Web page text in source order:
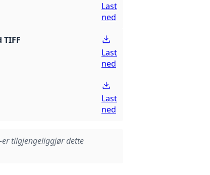
Last
ned
TIFF
Last
ned
Last
ned
tilgjengeliggjør dette